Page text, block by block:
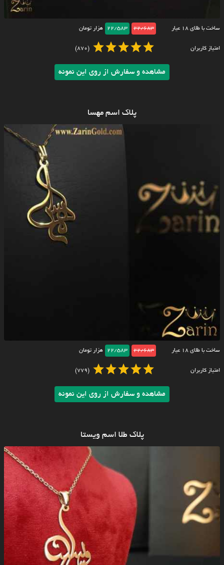
ساخت با طلای ۱۸ عیار 22/683
22/583 هزار تومان
امتیاز کاربران (870)
مشاهده و سفارش از روی این نمونه
پلاک اسم مهسا
ساخت با طلای ۱۸ عیار 22/683
22/583 هزار تومان
امتیاز کاربران (779)
مشاهده و سفارش از روی این نمونه
پلاک طلا اسم ویستا